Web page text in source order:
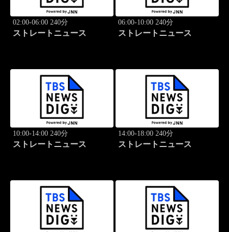
02:00-06:00 240分
ストレートニュース
06:00-10:00 240分
ストレートニュース
10:00-14:00 240分
ストレートニュース
14:00-18:00 240分
ストレートニュース